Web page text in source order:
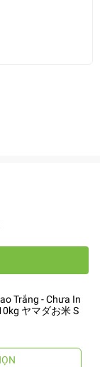
Trắng - Chưa In
ヤマダお米 S